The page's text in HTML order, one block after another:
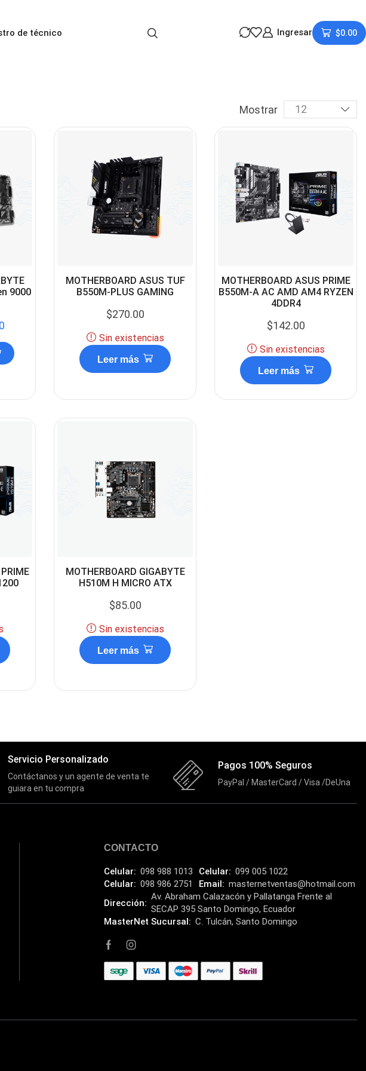
de técnico Ingresar $0.00
Mostrar
9000
MOTHERBOARD ASUS TUF
B550M-PLUS GAMING
$270.00
Sin existencias
Leer más
MOTHERBOARD ASUS PRIME
B550M-A AC AMD AM4 RYZEN
4DDR4
$142.00
Sin existencias
Leer más
MOTHERBOARD GIGABYTE
H510M H MICRO ATX
$85.00
Sin existencias
Leer más
Servicio Personalizado
Contáctanos y un agente de venta te
guiara en tu compra
Pagos 100% Seguros
PayPal / MasterCard / Visa /DeUna
CONTACTO
Celular: 098 988 1013 Celular: 099 005 1022
Celular: 098 986 2751 Email: masternetventas@hotmail.com
Dirección:
Av. Abraham Calazacón y Pallatanga Frente al
SECAP 395 Santo Domingo, Ecuador
MasterNet Sucursal: C. Tulcán, Santo Domingo